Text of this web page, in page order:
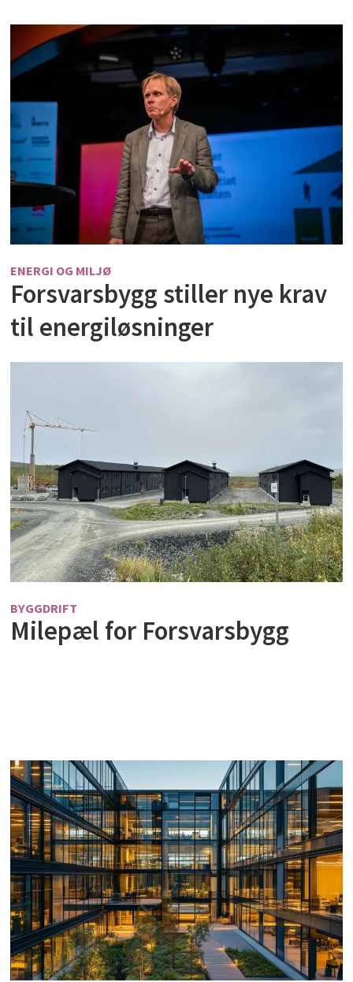
ENERGI OG MILJØ
Forsvarsbygg stiller nye krav
til energiløsninger
BYGGDRIFT
Milepæl for Forsvarsbygg